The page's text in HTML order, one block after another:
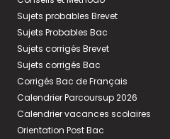
Sujets probables Brevet
Sujets Probables Bac
Sujets corrigés Brevet
Sujets corrigés Bac
Corrigés Bac de Français
Calendrier Parcoursup 2026
Calendrier vacances scolaires
Orientation Post Bac